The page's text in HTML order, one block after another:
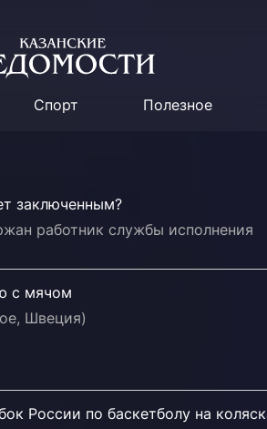
Спорт Полезное
заключенным?
работник службы исполнения
с мячом
Швеция)
России по баскетболу на